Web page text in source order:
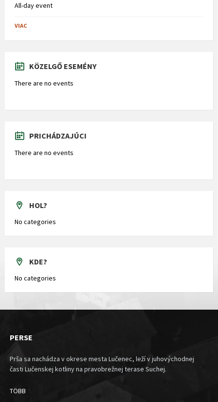
All-day event
VIAC
KÖZELGŐ ESEMÉNY
There are no events
PRICHÁDZAJÚCI
There are no events
HOL?
No categories
KDE?
No categories
PERSE
Prša sa nachádza v okrese mesta Lučenec, leží v juhovýchodnej
časti Lučenskej kotliny na pravobrežnej terase Suchej.
TÖBB